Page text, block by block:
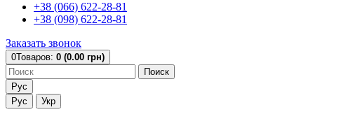
+38 (066) 622-28-81
+38 (098) 622-28-81
Заказать звонок
0Товаров: 0 (0.00 грн)
Поиск
Рус
Рус
Укр